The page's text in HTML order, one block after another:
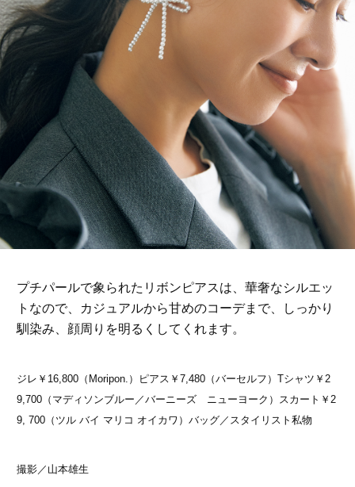
プチパールで象られたリボンピアスは、華奢なシルエッ
トなので、カジュアルから甘めのコーデまで、しっかり
馴染み、顔周りを明るくしてくれます。
ジレ￥16,800（Moripon.）ピアス￥7,480（バーセルフ）Tシャツ￥2
9,700（マディソンブルー／バーニーズ ニューヨーク）スカート￥2
9, 700（ツル バイ マリコ オイカワ）バッグ／スタイリスト私物
撮影／山本雄生